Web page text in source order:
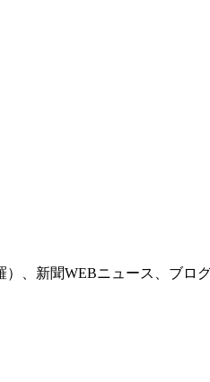
、新聞WEBニュース、ブロ